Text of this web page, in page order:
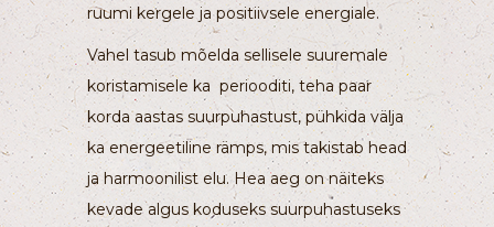
ruumi kergele ja positiivsele energiale.
Vahel tasub mõelda sellisele suuremale
koristamisele ka periooditi, teha paar
korda aastas suurpuhastust, pühkida välja
ka energeetiline rämps, mis takistab head
ja harmoonilist elu. Hea aeg on näiteks
kevade algus koduseks suurpuhastuseks